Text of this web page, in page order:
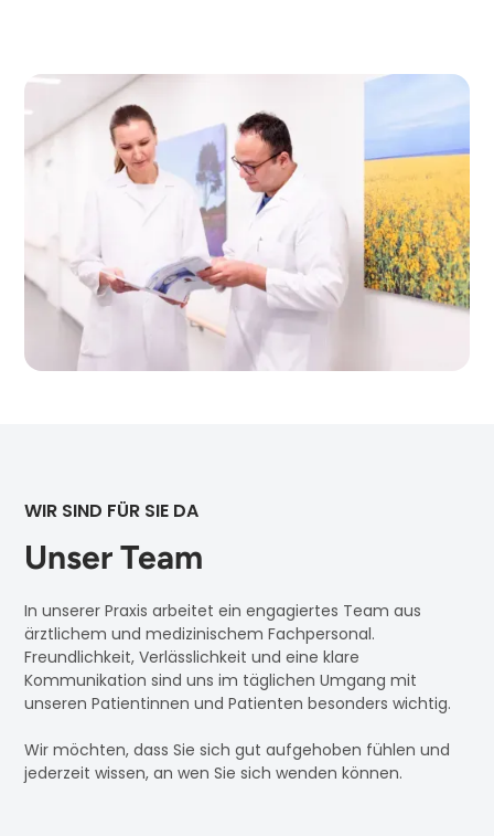
WIR SIND FÜR SIE DA
Unser Team
In unserer Praxis arbeitet ein engagiertes Team aus
ärztlichem und medizinischem Fachpersonal.
Freundlichkeit, Verlässlichkeit und eine klare
Kommunikation sind uns im täglichen Umgang mit
unseren Patientinnen und Patienten besonders wichtig.
Wir möchten, dass Sie sich gut aufgehoben fühlen und
jederzeit wissen, an wen Sie sich wenden können.